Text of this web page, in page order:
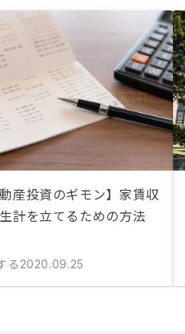
動産投資のギモン】家賃収
計を立てるための方法
る 2020.09.25